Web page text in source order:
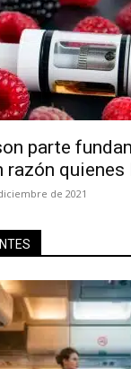
parte
razón quienes
de 2021